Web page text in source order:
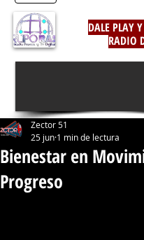
DALE PLAY
RADIO
Bienestar en
Progreso
Zector 51
25 jun 1 min de lectura